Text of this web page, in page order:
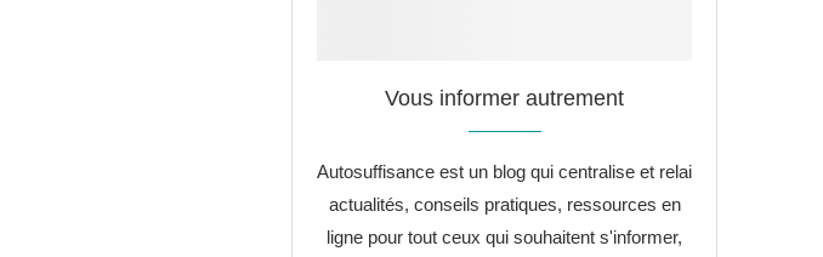
Vous informer autrement
Autosuffisance est un blog qui centralise et relai
actualités, conseils pratiques, ressources en
ligne pour tout ceux qui souhaitent s'informer,